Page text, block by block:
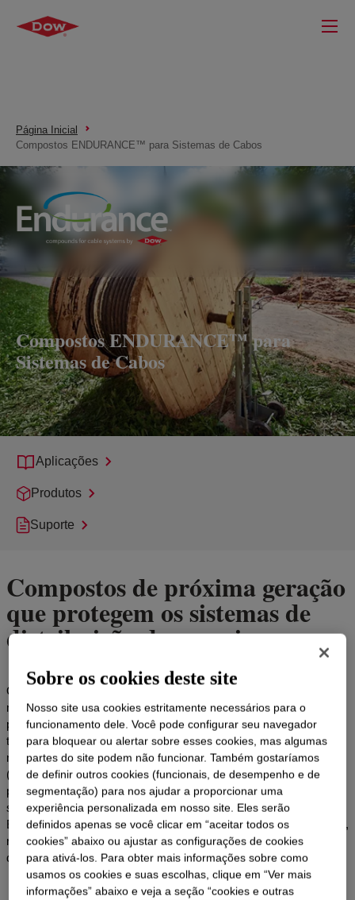
Página Inicial
Compostos ENDURANCE™ para Sistemas de Cabos
Compostos ENDURANCE™ para
Sistemas de Cabos
Aplicações
Produtos
Suporte
Compostos de próxima geração
que protegem os sistemas de
distribuição de energia
Os compostos ENDURANCE™ da Dow são uma família de
materiais avançados desenvolvidos para ajudar a proteger e
prolongar a vida útil de cabos de alimentação de média e alta
tensão. Projetado com limpeza e uniformidade excepcionais,
nosso isolamento de polietileno reticulado retardante de árvores
(TR-XLPE) minimiza o risco de falha prematura do cabo causada
pela formação de árvores elétricas. Para os operadores de
serviços públicos e de rede, escolher os compostos
ENDURANCE™ significa investir no desempenho de longo prazo,
reduzir os custos de manutenção e construir uma infraestrutura
de energia mais confiável e resiliente para o futuro.
Sobre os cookies deste site
Nosso site usa cookies estritamente necessários para o
funcionamento dele. Você pode configurar seu navegador
para bloquear ou alertar sobre esses cookies, mas algumas
partes do site podem não funcionar. Também gostaríamos
de definir outros cookies (funcionais, de desempenho e de
segmentação) para nos ajudar a proporcionar uma
experiência personalizada em nosso site. Eles serão
definidos apenas se você clicar em “aceitar todos os
cookies” abaixo ou ajustar as configurações de cookies
para ativá-los. Para obter mais informações sobre como
usamos os cookies e suas escolhas, clique em “Ver mais
informações” abaixo e veja a seção “cookies e outras